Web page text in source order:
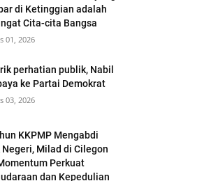
di Ketinggian adalah
Cita-cita Bangsa
01, 2026
perhatian publik, Nabil
ke Partai Demokrat
03, 2026
KKPMP Mengabdi
Milad di Cilegon
Perkuat
dan Kepedulian